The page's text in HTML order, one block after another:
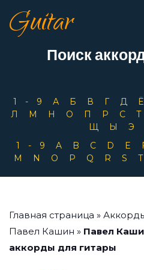
Guitar
Поиск
1-9 А Б В Г Д
Л
М Н О П Р С Т
Щ
Ы Э
1-9
A B C D E
M
N O P Q R S
Главная страница »
Павел Кашин » Павел
аккорды для гитары